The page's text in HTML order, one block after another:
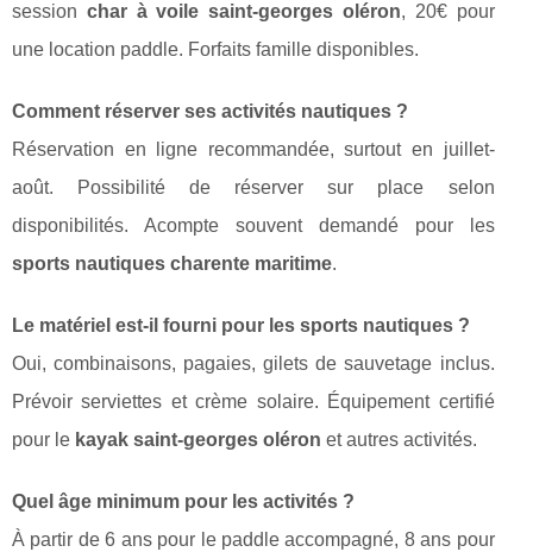
session char à voile saint-georges oléron, 20€ pour
une location paddle. Forfaits famille disponibles.
Comment réserver ses activités nautiques ?
Réservation en ligne recommandée, surtout en juillet-
août. Possibilité de réserver sur place selon
disponibilités. Acompte souvent demandé pour les
sports nautiques charente maritime.
Le matériel est-il fourni pour les sports nautiques ?
Oui, combinaisons, pagaies, gilets de sauvetage inclus.
Prévoir serviettes et crème solaire. Équipement certifié
pour le kayak saint-georges oléron et autres activités.
Quel âge minimum pour les activités ?
À partir de 6 ans pour le paddle accompagné, 8 ans pour